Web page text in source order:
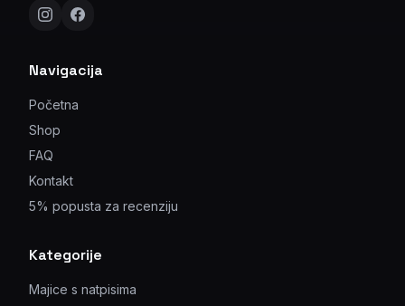
Navigacija
Početna
Shop
FAQ
Kontakt
5% popusta za recenziju
Kategorije
Majice s natpisima